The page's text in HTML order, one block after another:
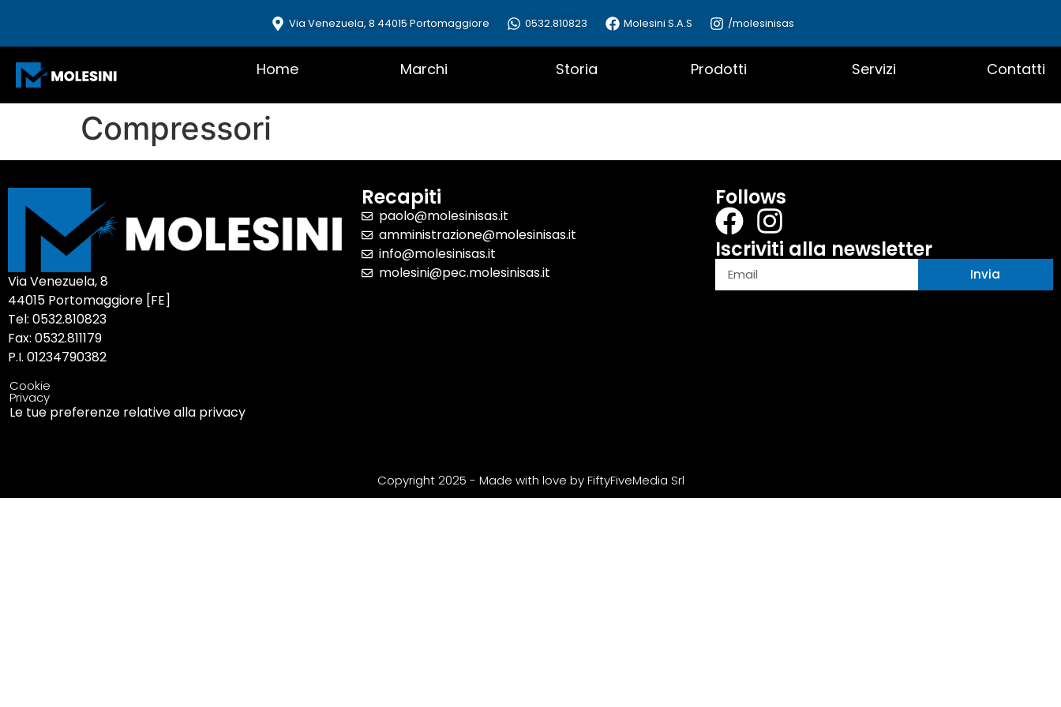
Via Venezuela, 8 44015 Portomaggiore 0532.810823 Molesini S.A.S /molesinisas
Home Marchi Storia Prodotti Servizi Contatti
Compressori
Via Venezuela, 8
44015 Portomaggiore [FE]
Tel: 0532.810823
Fax: 0532.811179
P.I. 01234790382
Cookie
Privacy
Le tue preferenze relative alla privacy
Recapiti
paolo@molesinisas.it
amministrazione@molesinisas.it
info@molesinisas.it
molesini@pec.molesinisas.it
Follows
Iscriviti alla newsletter
Invia
Copyright 2025 - Made with love byFiftyFiveMedia Srl